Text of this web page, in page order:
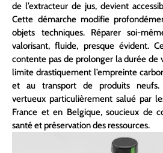
de l’extracteur de jus, devient
Cette démarche modifie
objets techniques. Réparer soi-
valorisant, fluide, presque évident.
contente pas de prolonger la durée de
limite drastiquement l’empreinte
et au transport de produits neufs.
vertueux particulièrement salué par
France et en Belgique, soucieux de
santé et préservation des ressources.